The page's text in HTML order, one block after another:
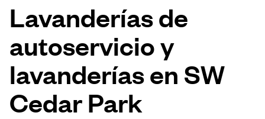
Precios y servicios
Quiénes somos
Lavanderías de
autoservicio y
lavanderías en SW
Cedar Park